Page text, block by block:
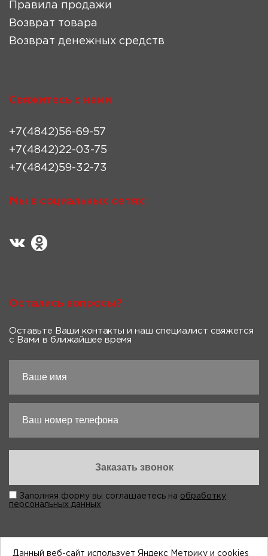
Правила продажи
Возврат товара
Возврат денежных средств
Свяжитесь с нами
+7(4842)56-69-57
+7(4842)22-03-75
+7(4842)59-32-73
Мы в социальных сетях:
Остались вопросы?
Оставьте Ваши контакты и наш специалист свяжется
с Вами в ближайшее время
Заполняя форму вы соглашаетесь на обработку
персональных данных
Данный веб-сайт использует Яндекс Метрику и cookies